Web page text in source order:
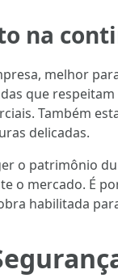
na
melhor
que
Também
delicadas.
o patrimônio
o mercado. É
habilitada